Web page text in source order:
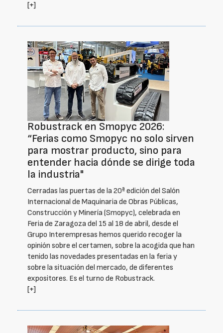
[+]
Robustrack en Smopyc 2026:
“Ferias como Smopyc no solo sirven
para mostrar producto, sino para
entender hacia dónde se dirige toda
la industria"
Cerradas las puertas de la 20ª edición del Salón
Internacional de Maquinaria de Obras Públicas,
Construcción y Minería (Smopyc), celebrada en
Feria de Zaragoza del 15 al 18 de abril, desde el
Grupo Interempresas hemos querido recoger la
opinión sobre el certamen, sobre la acogida que han
tenido las novedades presentadas en la feria y
sobre la situación del mercado, de diferentes
expositores. Es el turno de Robustrack.
[+]